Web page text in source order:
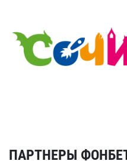
ПАРТНЕРЫ